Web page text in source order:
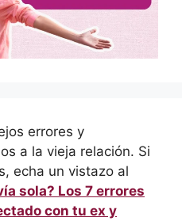
errores y
a la vieja relación. Si
echa un vistazo al
sola? Los 7 errores
con tu ex y